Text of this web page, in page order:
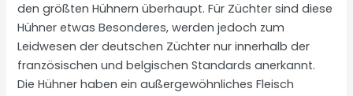
den größten Hühnern überhaupt. Für Züchter sind diese
Hühner etwas Besonderes, werden jedoch zum
Leidwesen der deutschen Züchter nur innerhalb der
französischen und belgischen Standards anerkannt.
Die Hühner haben ein außergewöhnliches Fleisch